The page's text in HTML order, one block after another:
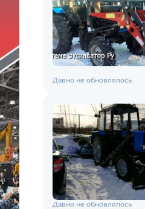
Давно не обновлялось
Давно не обновлялось